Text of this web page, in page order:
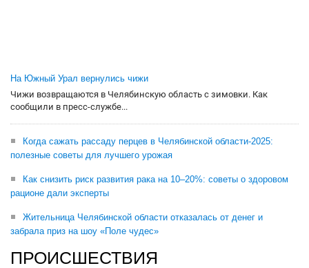
На Южный Урал вернулись чижи
Чижи возвращаются в Челябинскую область с зимовки. Как
сообщили в пресс-службе...
Когда сажать рассаду перцев в Челябинской области-2025:
полезные советы для лучшего урожая
Как снизить риск развития рака на 10–20%: советы о здоровом
рационе дали эксперты
Жительница Челябинской области отказалась от денег и
забрала приз на шоу «Поле чудес»
ПРОИСШЕСТВИЯ